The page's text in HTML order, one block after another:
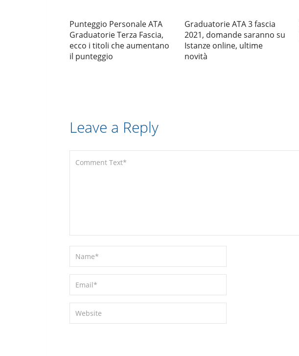
Punteggio Personale ATA
Graduatorie Terza Fascia,
ecco i titoli che aumentano
il punteggio
Graduatorie ATA 3 fascia
2021, domande saranno su
Istanze online, ultime
novità
Leave a Reply